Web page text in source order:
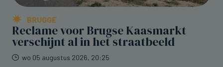
BRUGGE
Reclame voor Brugse Kaasmarkt
verschijnt al in het straatbeeld
wo 05 augustus 2026, 20:25